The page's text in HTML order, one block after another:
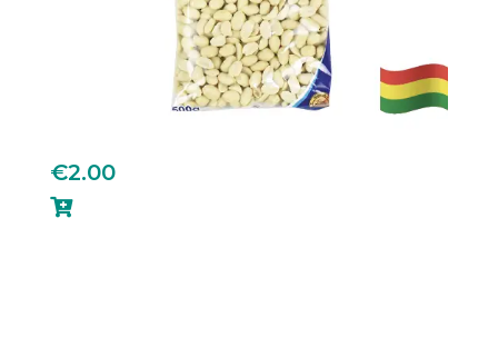
€2.00
